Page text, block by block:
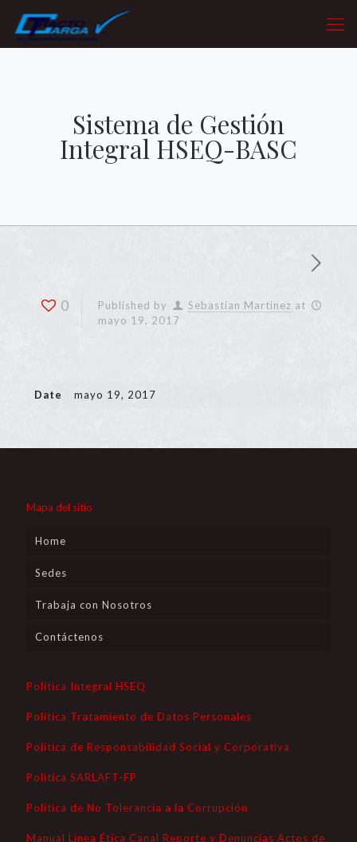
Sistema de Gestión
Integral HSEQ-BASC
0 Published by Sebastian Martinez at
mayo 19, 2017
Date mayo 19, 2017
Mapa del sitio
Home
Sedes
Trabaja con Nosotros
Contáctenos
Política Integral HSEQ
Política Tratamiento de Datos Personales
Política de Responsabilidad Social y Corporativa
Política SARLAFT-FP
Política de No Tolerancia a la Corrupción
Manual Linea Ética Canal Reporte y Denuncias Actos de